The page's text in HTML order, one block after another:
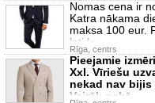
Nomas cena ir
Katra nākama
maksa 100 eur.
ļoti kv
Rīga, centrs
Pieejamie
Xxl. Vīriešu
nekad nav bijis
Vairāk nekā